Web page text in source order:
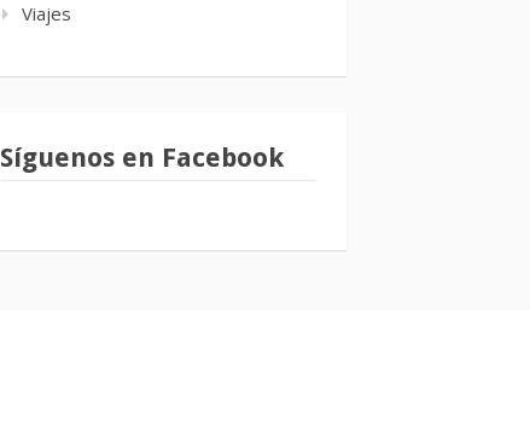
Viajes
Síguenos en Facebook